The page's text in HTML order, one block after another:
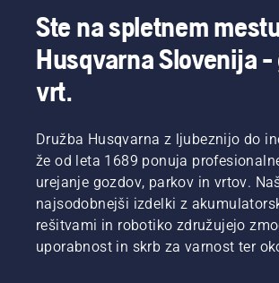
zelenico
kot
igrišče,
košeno z
Naš
razsodnik,
ki se je
vrnil na
mesto
zločina,
je
nestrpno
čaka, bo
razkril
bo eno
polovico
igrišča
pokosila
robotska
kosilnica
Ste na spletnem
Husqvarna Slovenija
vrt.
Družba Husqvarna z ljubeznijo do
že od leta 1689 ponuja
urejanje gozdov, parkov in vrtov.
najsodobnejši izdelki z
rešitvami in robotiko združujejo
uporabnost in skrb za varnost ter